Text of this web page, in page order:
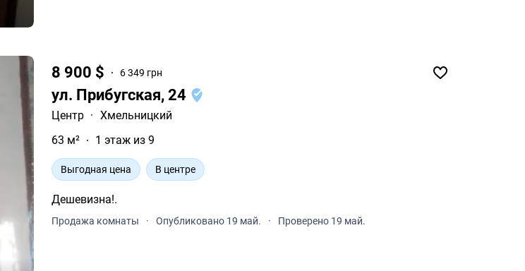
8 900 $ 6 349 грн
ул. Прибугская, 24
Центр · Хмельницкий
63 м²
1 этаж из 9
Выгодная цена В центре
Дешевизна!.
Продажа комнаты · Опубликовано 19 май. · Проверено 19 май.